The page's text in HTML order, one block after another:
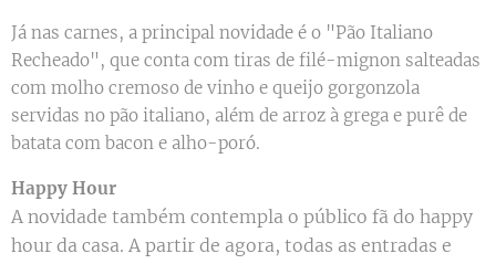
Já nas carnes, a principal novidade é o "Pão Italiano
Recheado", que conta com tiras de filé-mignon salteadas
com molho cremoso de vinho e queijo gorgonzola
servidas no pão italiano, além de arroz à grega e purê de
batata com bacon e alho-poró.
Happy Hour
A novidade também contempla o público fã do happy
hour da casa. A partir de agora, todas as entradas e